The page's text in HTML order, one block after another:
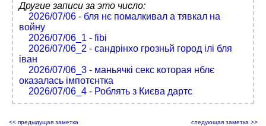
Другие записи за это число:
2026/07/06 - бля нє помалкивал а тявкал на
войну
2026/07/06_1 - fibi
2026/07/06_2 - сандрінхо грозньй город ілі бля
іван
2026/07/06_3 - маньячкі секс которая нблє
оказалась імпотєнтка
2026/07/06_4 - Роблять з Києва дартс
<< предыдущая заметка следующая заметка >>